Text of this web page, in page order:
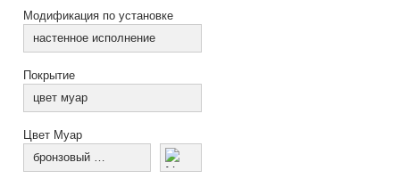
Модификация по установке
настенное исполнение
Покрытие
цвет муар
Цвет Муар
бронзовый муар